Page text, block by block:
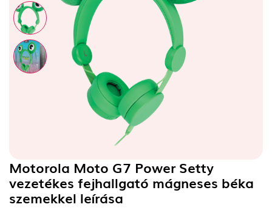
Motorola Moto G7 Power Setty
vezetékes fejhallgató mágneses béka
szemekkel leírása